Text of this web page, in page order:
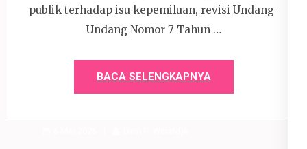
publik terhadap isu kepemiluan, revisi Undang-
Undang Nomor 7 Tahun …
BACA SELENGKAPNYA